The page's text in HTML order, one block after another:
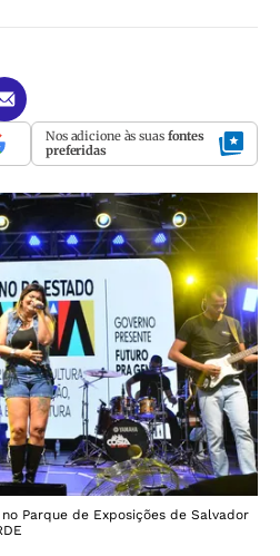
Nos adicione às suas fontes
preferidas
Parque de Exposições de Salvador